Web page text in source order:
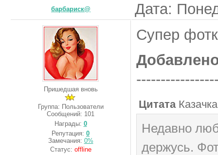
барбариск@ Дата:
Пришедшая вновь
Группа: Пользователи
Сообщений: 101
Награды: 0
Репутация: 0
Замечания: 0%
Статус: offline
Супер
Цитата Казачка
Недавно
держусь.